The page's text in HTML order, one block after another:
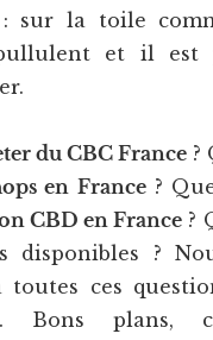
: sur la toile
et il est
du CBC France ?
en France?
CBD en France ?
disponibles ?
toutes ces
Bons plans,